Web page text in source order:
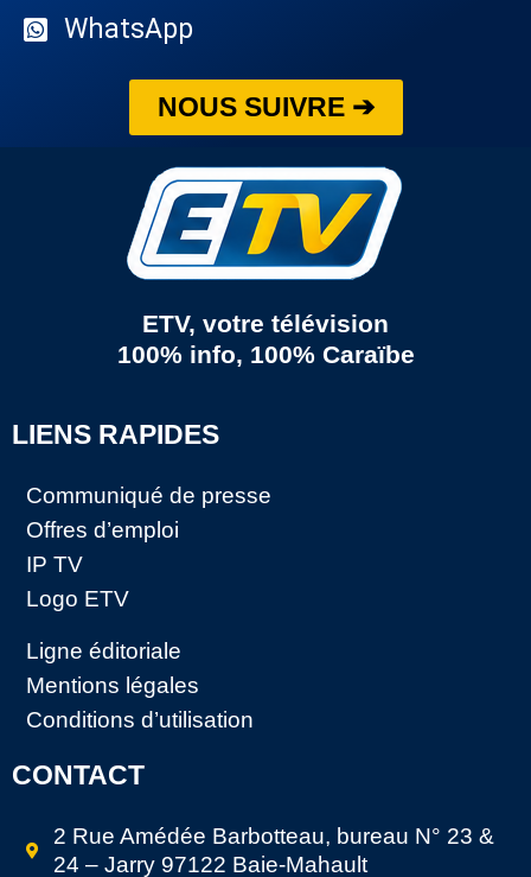
WhatsApp
NOUS SUIVRE ➔
ETV, votre télévision
100% info, 100% Caraïbe
LIENS RAPIDES
Communiqué de presse
Offres d’emploi
IP TV
Logo ETV
Ligne éditoriale
Mentions légales
Conditions d’utilisation
CONTACT
2 Rue Amédée Barbotteau, bureau N° 23 &
24 – Jarry 97122 Baie-Mahault